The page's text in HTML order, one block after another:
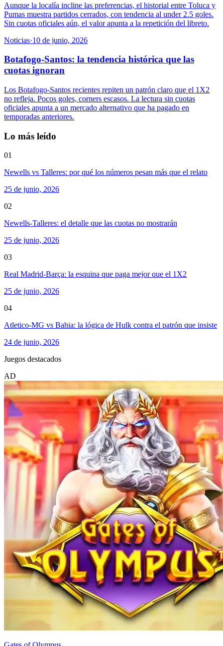
Aunque la localía incline las preferencias, el historial entre Toluca y
Pumas muestra partidos cerrados, con tendencia al under 2.5 goles.
Sin cuotas oficiales aún, el valor apunta a la repetición del libreto.
Noticias·10 de junio, 2026
Botafogo-Santos: la tendencia histórica que las
cuotas ignoran
Los Botafogo-Santos recientes repiten un patrón claro que el 1X2
no refleja. Pocos goles, corners escasos. La lectura sin cuotas
oficiales apunta a un mercado alternativo que ha pagado en
temporadas anteriores.
Lo más leído
01
Newells vs Talleres: por qué los números pesan más que el relato
25 de junio, 2026
02
Newells-Talleres: el detalle que las cuotas no mostrarán
25 de junio, 2026
03
Real Madrid-Barça: la esquina que paga mejor que el 1X2
25 de junio, 2026
04
Atletico-MG vs Bahia: la lógica de Hulk contra el patrón que insiste
24 de junio, 2026
Juegos destacados
AD